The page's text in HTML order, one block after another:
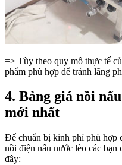
=> Tùy theo quy mô thực tế
phẩm phù hợp để tránh lãng
4. Bảng giá nồi
mới nhất
Để chuẩn bị kinh phí phù hợp
nồi điện nấu nước lèo các bạn
đây: